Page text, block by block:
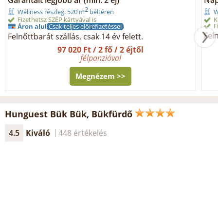
Wellness részleg: 520 m2 beltéren
Fizethetsz SZÉP kártyával is
Áron alul Csak teljes előrefizetéssel
Felnőttbarát szállás, csak 14 év felett.
97 020 Ft / 2 fő / 2 éjtől
félpanzióval
Megnézem >>
Hunguest Bük Bük, Bükfürdő
4.5 Kiváló 448 értékelés